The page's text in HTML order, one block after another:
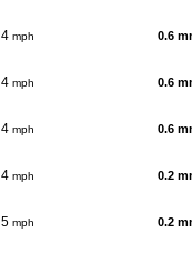
4 mph 0.6
4 mph 0.6
4 mph 0.6
4 mph 0.2
5 mph 0.2